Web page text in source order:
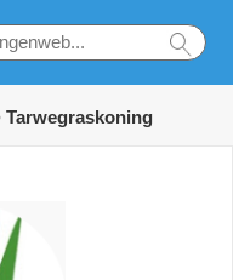
Tarwegraskoning